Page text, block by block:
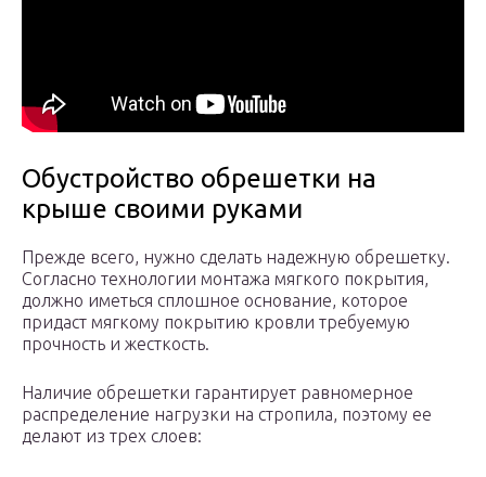
Обустройство обрешетки на
крыше своими руками
Прежде всего, нужно сделать надежную обрешетку.
Согласно технологии монтажа мягкого покрытия,
должно иметься сплошное основание, которое
придаст мягкому покрытию кровли требуемую
прочность и жесткость.
Наличие обрешетки гарантирует равномерное
распределение нагрузки на стропила, поэтому ее
делают из трех слоев: